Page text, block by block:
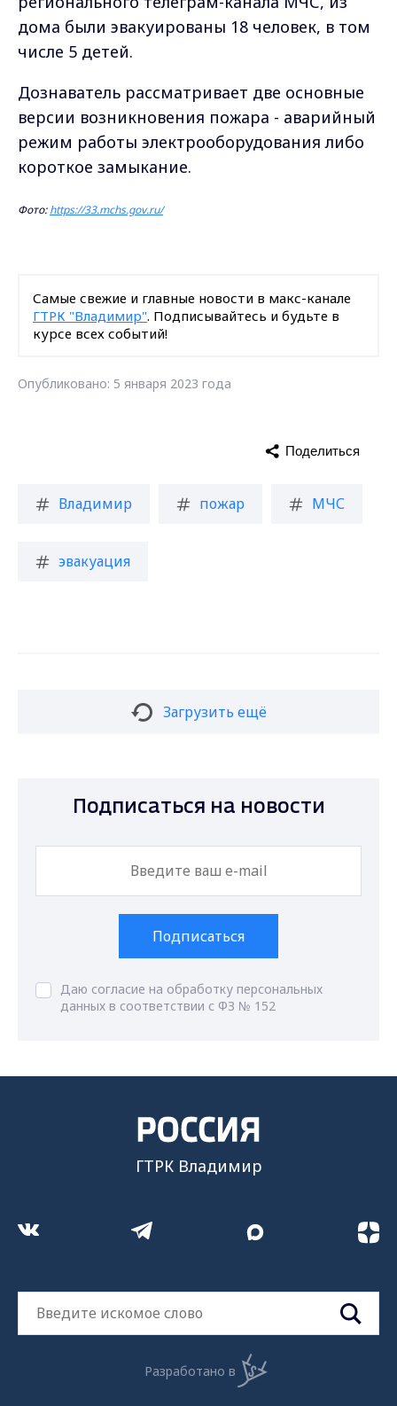
дома были эвакуированы 18 человек, в том
числе 5 детей.
Дознаватель рассматривает две основные
версии возникновения пожара - аварийный
режим работы электрооборудования либо
короткое замыкание.
Фото:https://33.mchs.gov.ru/
Самые свежие и главные новости в макс-канале
ГТРК "Владимир". Подписывайтесь и будьте в
курсе всех событий!
Опубликовано: 5 января 2023 года
Владимир пожар МЧС
эвакуация
Поделиться
Загрузить ещё
Подписаться на новости
Подписаться
Даю согласие на обработку персональных
данных в соответствии с ФЗ № 152
ГТРК Владимир
Разработано в